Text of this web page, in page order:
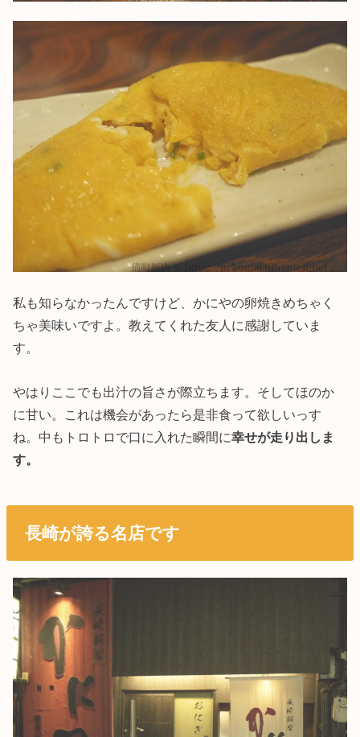
私も知らなかったんですけど、かにやの卵焼きめちゃく
ちゃ美味いですよ。教えてくれた友人に感謝していま
す。
やはりここでも出汁の旨さが際立ちます。そしてほのか
に甘い。これは機会があったら是非食って欲しいっす
ね。中もトロトロで口に入れた瞬間に幸せが走り出しま
す。
長崎が誇る名店です